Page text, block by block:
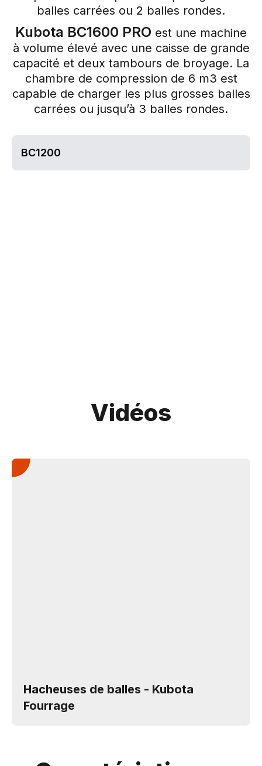
balles carrées ou 2 balles rondes.
Kubota BC1600 PRO est une machine
à volume élevé avec une caisse de grande
capacité et deux tambours de broyage. La
chambre de compression de 6 m3 est
capable de charger les plus grosses balles
carrées ou jusqu’à 3 balles rondes.
BC1200
Vidéos
Hacheuses de balles - Kubota
Fourrage